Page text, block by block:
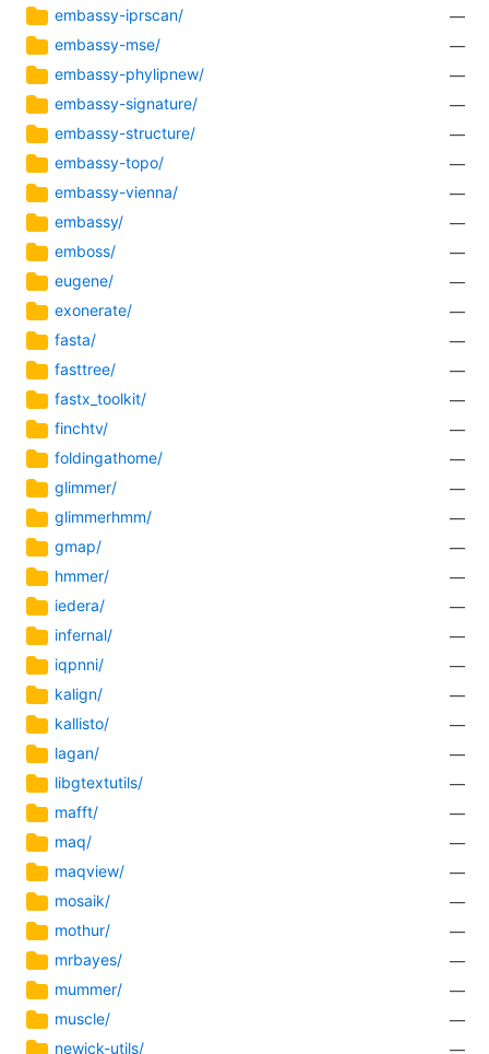
embassy-iprscan/
—
embassy-mse/
—
embassy-phylipnew/
—
embassy-signature/
—
embassy-structure/
—
embassy-topo/
—
embassy-vienna/
—
embassy/
—
emboss/
—
eugene/
—
exonerate/
—
fasta/
—
fasttree/
—
fastx_toolkit/
—
finchtv/
—
foldingathome/
—
glimmer/
—
glimmerhmm/
—
gmap/
—
hmmer/
—
iedera/
—
infernal/
—
iqpnni/
—
kalign/
—
kallisto/
—
lagan/
—
libgtextutils/
—
mafft/
—
maq/
—
maqview/
—
mosaik/
—
mothur/
—
mrbayes/
—
mummer/
—
muscle/
—
newick-utils/
—